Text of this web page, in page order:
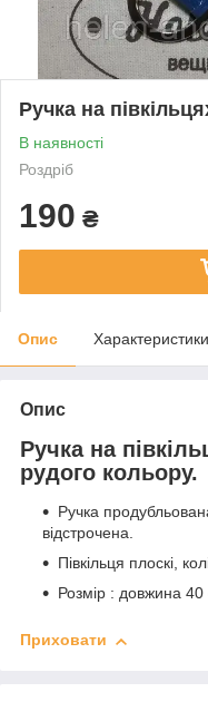
Ручка на
В наявності
Роздріб
190 ₴
Опис Характеристики
Опис
Ручка на
рудого кольору.
Ручка
відстрочена.
Півкільця плоскі,
Розмір : довжина
Приховати